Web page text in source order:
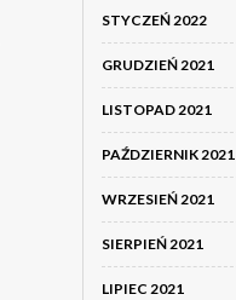
STYCZEŃ 2022
GRUDZIEŃ 2021
LISTOPAD 2021
PAŹDZIERNIK 2021
WRZESIEŃ 2021
SIERPIEŃ 2021
LIPIEC 2021